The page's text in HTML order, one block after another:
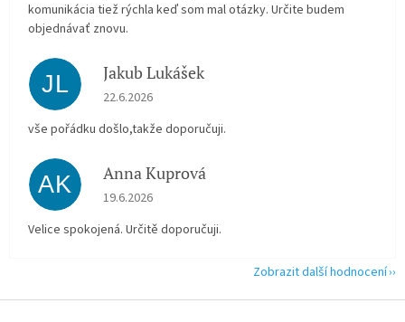
komunikácia tiež rýchla keď som mal otázky. Určite budem
objednávať znovu.
JL Jakub Lukášek
Hodnocení obchodu je 5 z 5 hvězdiček.
22.6.2026
vše pořádku došlo,takže doporučuji.
AK Anna Kuprová
Hodnocení obchodu je 5 z 5 hvězdiček.
19.6.2026
Velice spokojená. Určitě doporučuji.
Zobrazit další hodnocení
Z